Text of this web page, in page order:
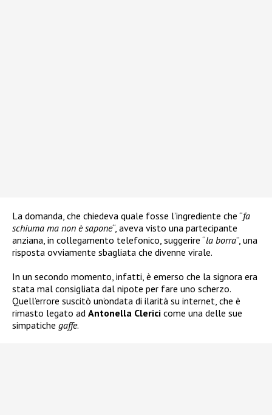
La domanda, che chiedeva quale fosse l’ingrediente che “fa
schiuma ma non è sapone“, aveva visto una partecipante
anziana, in collegamento telefonico, suggerire “la borra”, una
risposta ovviamente sbagliata che divenne virale.
In un secondo momento, infatti, è emerso che la signora era
stata mal consigliata dal nipote per fare uno scherzo.
Quell’errore suscitò un’ondata di ilarità su internet, che è
rimasto legato ad Antonella Clerici come una delle sue
simpatiche gaffe.